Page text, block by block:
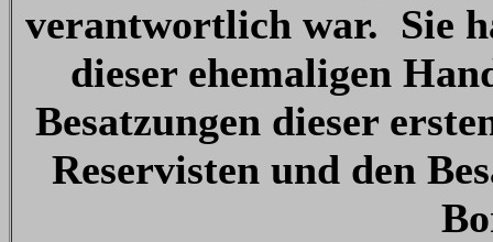
verantwortlich war. Sie
dieser ehemaligen
Besatzungen dieser
Reservisten und den